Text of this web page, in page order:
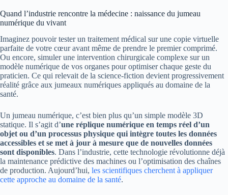
Quand l’industrie rencontre la médecine : naissance du jumeau
numérique du vivant
Imaginez pouvoir tester un traitement médical sur une copie virtuelle
parfaite de votre cœur avant même de prendre le premier comprimé.
Ou encore, simuler une intervention chirurgicale complexe sur un
modèle numérique de vos organes pour optimiser chaque geste du
praticien. Ce qui relevait de la science-fiction devient progressivement
réalité grâce aux jumeaux numériques appliqués au domaine de la
santé.
Un jumeau numérique, c’est bien plus qu’un simple modèle 3D
statique. Il s’agit d’une réplique numérique en temps réel d’un
objet ou d’un processus physique qui intègre toutes les données
accessibles et se met à jour à mesure que de nouvelles données
sont disponibles. Dans l’industrie, cette technologie révolutionne déjà
la maintenance prédictive des machines ou l’optimisation des chaînes
de production. Aujourd’hui, les scientifiques cherchent à appliquer
cette approche au domaine de la santé.